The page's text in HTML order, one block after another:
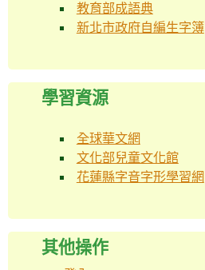
教育部成語典
新北市政府自編生字簿
學習資源
全球華文網
文化部兒童文化館
花蓮縣字音字形學習網
其他操作